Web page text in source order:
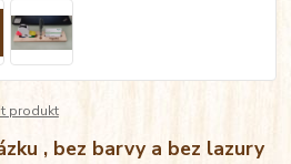
produkt
, bez barvy a bez lazury